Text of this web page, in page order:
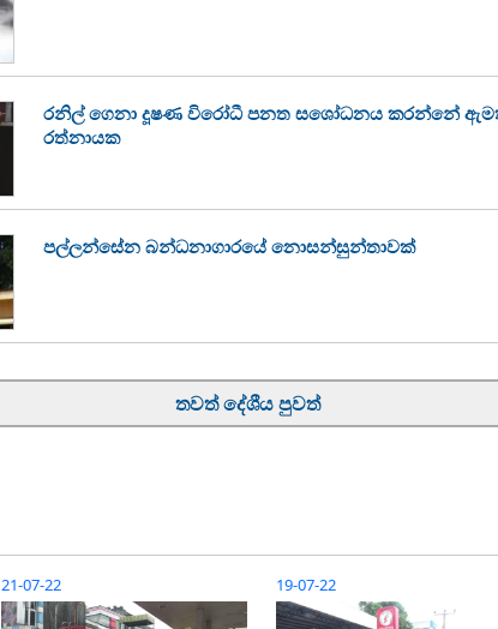
රනිල් ගෙනා දූෂණ විරෝධී පනත සශෝධනය කරන්නේ
රත්නායක
පල්ලන්සේන බන්ධනාගාරයේ නොසන්සුන්තාවක්
තවත් දේශීය පුවත්
21-07-22 19-07-22